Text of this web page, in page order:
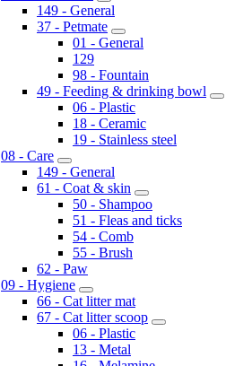
149 - General
37 - Petmate
01 - General
129
98 - Fountain
49 - Feeding & drinking bowl
06 - Plastic
18 - Ceramic
19 - Stainless steel
08 - Care
149 - General
61 - Coat & skin
50 - Shampoo
51 - Fleas and ticks
54 - Comb
55 - Brush
62 - Paw
09 - Hygiene
66 - Cat litter mat
67 - Cat litter scoop
06 - Plastic
13 - Metal